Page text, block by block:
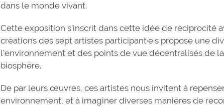
dans le monde vivant.
Cette exposition s'inscrit dans cette idée de réciprocité
créations des sept artistes participant·e·s propose une
l’environnement et des points de vue décentralisés de
biosphère.
De par leurs œuvres, ces artistes nous invitent à
environnement, et à imaginer diverses manières de